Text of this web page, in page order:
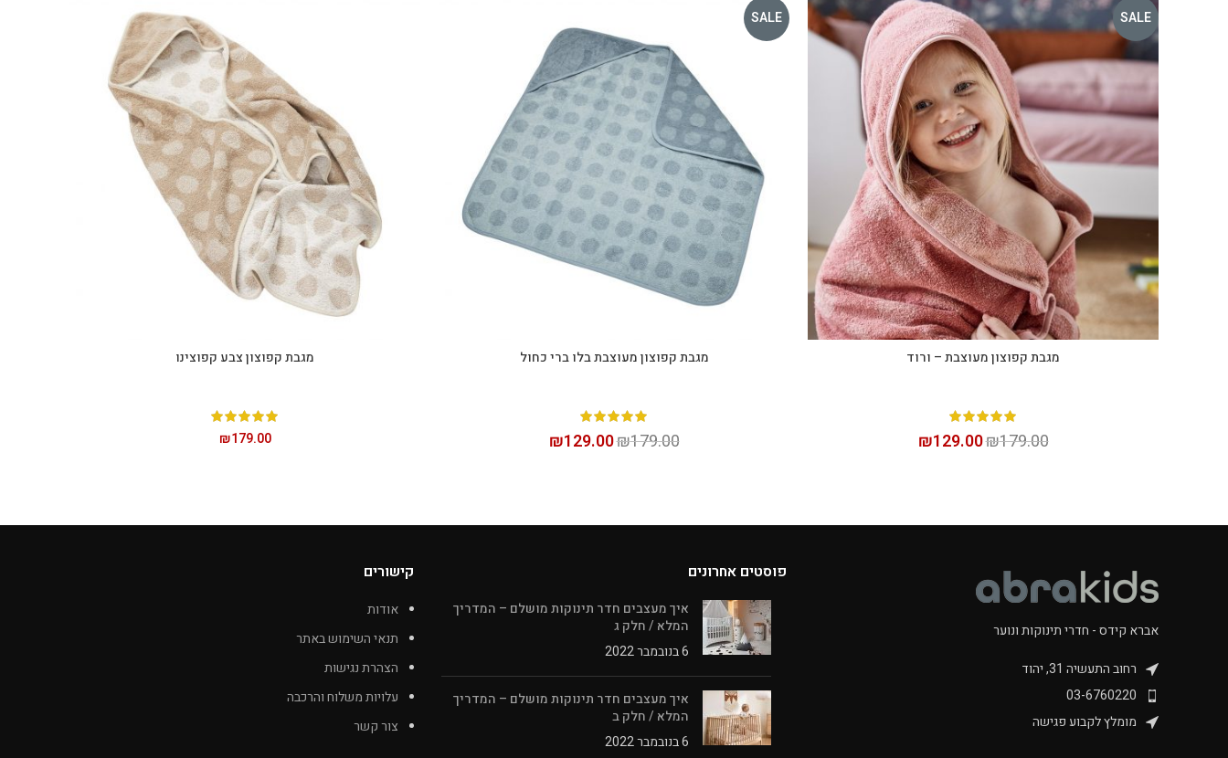
SALE
הוספה לסל
מגבת קפוצון מעוצבת – ורוד
₪179.00
₪129.00
SALE
הוספה לסל
מגבת קפוצון מעוצבת בלו ברי כחול
₪179.00
₪129.00
הוספה לסל
מגבת קפוצון צבע קפוצינו
₪179.00
אברא קידס - חדרי תינוקות ונוער
רחוב התעשיה 31, יהוד
03-6760220
מומלץ לקבוע פגישה
פוסטים אחרונים
איך מעצבים חדר תינוקות מושלם – המדריך
המלא / חלק ג
6 בנובמבר 2022
איך מעצבים חדר תינוקות מושלם – המדריך
המלא / חלק ב
6 בנובמבר 2022
קישורים
אודות
תנאי השימוש באתר
הצהרת נגישות
עלויות משלוח והרכבה
צור קשר